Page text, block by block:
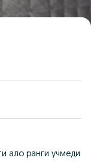
ало ранги учмеди